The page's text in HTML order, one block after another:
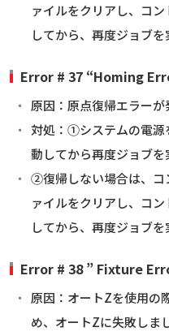
ァイルをクリアし、コ
してから、再度ジョブを
Error # 37 “Homing
原因：原点復帰エラーが
対処：①システムの電源
動してから再度ジョブを
②復帰しない場合は、コ
ァイルをクリアし、コ
してから、再度ジョブを
Error # 38 ” Fixture
原因：オートZを使用の
め、オートZに失敗しま